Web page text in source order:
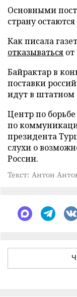
Основными
страну
Как писала
отказываться от
Байрактар в
поставки
идут в штатном
Центр по
по
президента
слухи о
России.
Текст: Антон